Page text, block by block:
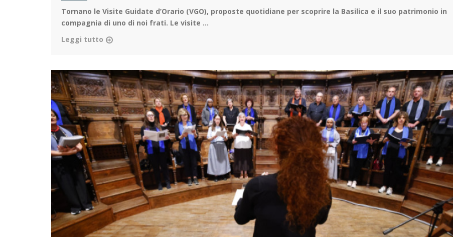
Tornano le Visite Guidate d’Orario (VGO), proposte quotidiane per scoprire la Basilica e il suo patrimonio in
compagnia di uno di noi frati. Le visite ...
Leggi tutto